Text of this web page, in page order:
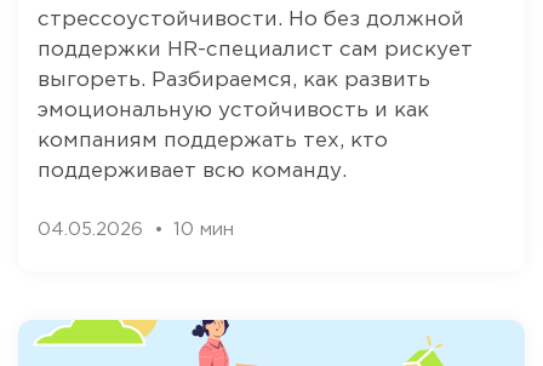
стрессоустойчивости. Но без должной
поддержки HR-специалист сам рискует
выгореть. Разбираемся, как развить
эмоциональную устойчивость и как
компаниям поддержать тех, кто
поддерживает всю команду.
04.05.2026 10 мин